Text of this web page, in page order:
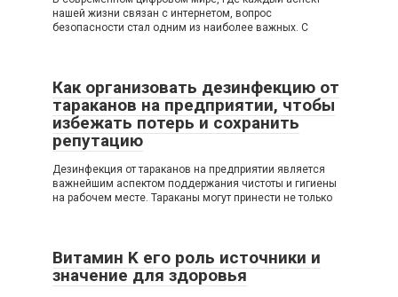
нашей жизни связан с интернетом, вопрос
безопасности стал одним из наиболее важных. С
Как организовать дезинфекцию от
тараканов на предприятии, чтобы
избежать потерь и сохранить
репутацию
Дезинфекция от тараканов на предприятии является
важнейшим аспектом поддержания чистоты и гигиены
на рабочем месте. Тараканы могут принести не только
Витамин K его роль источники и
значение для здоровья